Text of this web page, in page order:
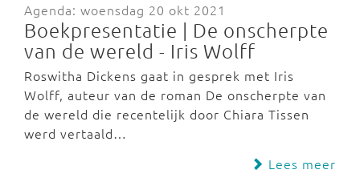
Agenda: woensdag 20 okt 2021
Boekpresentatie | De onscherpte
van de wereld - Iris Wolff
Roswitha Dickens gaat in gesprek met Iris
Wolff, auteur van de roman De onscherpte van
de wereld die recentelijk door Chiara Tissen
werd vertaald…
Lees meer